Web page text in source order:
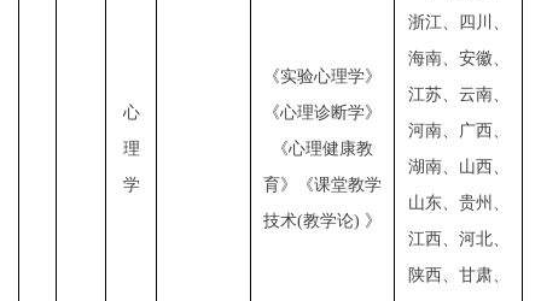
心
理
学
《实验心理学》
《心理诊断学》
《心理健康教
育》《课堂教学
技术(教学论) 》
浙江、四川、
海南、安徽、
江苏、云南、
河南、广西、
湖南、山西、
山东、贵州、
江西、河北、
陕西、甘肃、